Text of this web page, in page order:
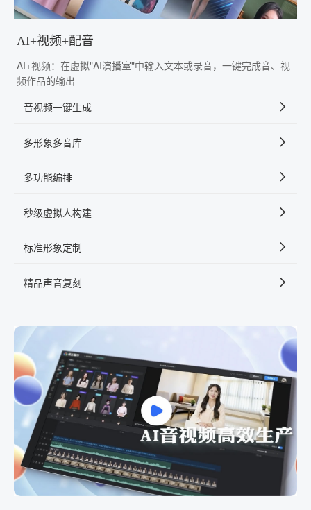
AI+视频+配音
AI+视频：在虚拟"AI演播室"中输入文本或录音，一键完成音、视
频作品的输出
音视频一键生成
多形象多音库
多功能编排
秒级虚拟人构建
标准形象定制
精品声音复刻